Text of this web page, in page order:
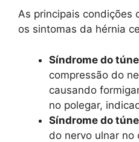
As principais condições
os sintomas da hérnia
Síndrome do
compressão do
causando
no polegar,
Síndrome do
do nervo ulnar